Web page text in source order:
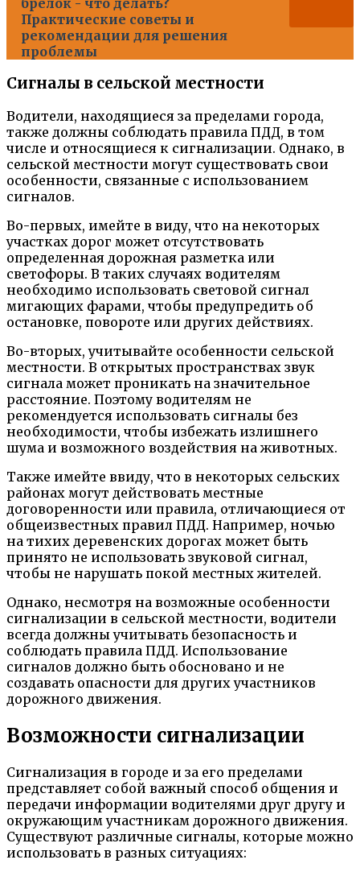
Практические советы и
рекомендации для решения
проблемы
Сигналы в сельской местности
Водители, находящиеся за пределами города,
также должны соблюдать правила ПДД, в том
числе и относящиеся к сигнализации. Однако, в
сельской местности могут существовать свои
особенности, связанные с использованием
сигналов.
Во-первых, имейте в виду, что на некоторых
участках дорог может отсутствовать
определенная дорожная разметка или
светофоры. В таких случаях водителям
необходимо использовать световой сигнал
мигающих фарами, чтобы предупредить об
остановке, повороте или других действиях.
Во-вторых, учитывайте особенности сельской
местности. В открытых пространствах звук
сигнала может проникать на значительное
расстояние. Поэтому водителям не
рекомендуется использовать сигналы без
необходимости, чтобы избежать излишнего
шума и возможного воздействия на животных.
Также имейте ввиду, что в некоторых сельских
районах могут действовать местные
договоренности или правила, отличающиеся от
общеизвестных правил ПДД. Например, ночью
на тихих деревенских дорогах может быть
принято не использовать звуковой сигнал,
чтобы не нарушать покой местных жителей.
Однако, несмотря на возможные особенности
сигнализации в сельской местности, водители
всегда должны учитывать безопасность и
соблюдать правила ПДД. Использование
сигналов должно быть обосновано и не
создавать опасности для других участников
дорожного движения.
Возможности сигнализации
Сигнализация в городе и за его пределами
представляет собой важный способ общения и
передачи информации водителями друг другу и
окружающим участникам дорожного движения.
Существуют различные сигналы, которые можно
использовать в разных ситуациях: